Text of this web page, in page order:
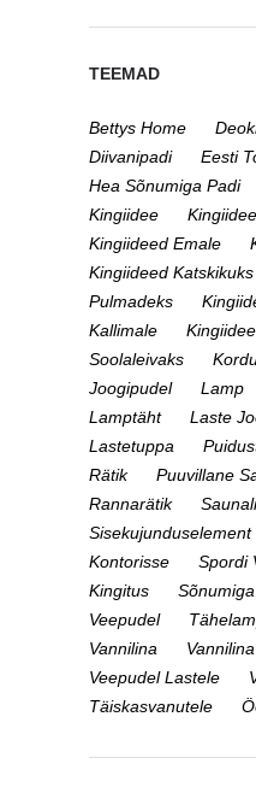
TEEMAD
Bettys Home
Diivanipadi
Eesti
Hea Sõnumiga Padi
Kingiidee
Kingiideed Emale
Kingiideed Katskikuks
Pulmadeks
Kallimale
Soolaleivaks
Joogipudel
Lamp
Lamptäht
Laste
Lastetuppa
Rätik
Puuvillane
Rannarätik
Sisekujunduselement
Kontorisse
Spordi
Kingitus
Veepudel
Vannilina
Veepudel Lastele
Täiskasvanutele